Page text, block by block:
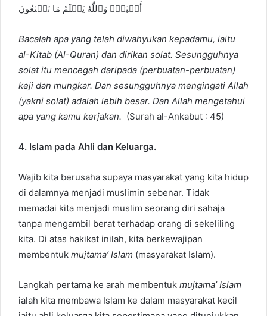
أَكۡبَرُۗ وَٱللَّهُ يَعۡلَمُ مَا تَصۡنَعُونَ
Bacalah apa yang telah diwahyukan kepadamu, iaitu
al-Kitab (Al-Quran) dan dirikan solat. Sesungguhnya
solat itu mencegah daripada (perbuatan-perbuatan)
keji dan mungkar. Dan sesungguhnya mengingati Allah
(yakni solat) adalah lebih besar. Dan Allah mengetahui
apa yang kamu kerjakan. (Surah al-Ankabut : 45)
4. Islam pada Ahli dan Keluarga.
Wajib kita berusaha supaya masyarakat yang kita hidup
di dalamnya menjadi muslimin sebenar. Tidak
memadai kita menjadi muslim seorang diri sahaja
tanpa mengambil berat terhadap orang di sekeliling
kita. Di atas hakikat inilah, kita berkewajipan
membentuk mujtama’ Islam (masyarakat Islam).
Langkah pertama ke arah membentuk mujtama’ Islam
ialah kita membawa Islam ke dalam masyarakat kecil